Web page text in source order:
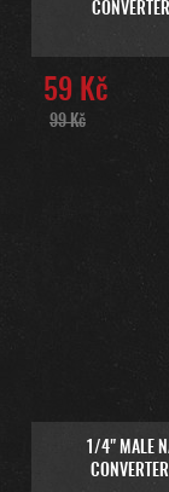
59 Kč
99 Kč
1/4" MALE